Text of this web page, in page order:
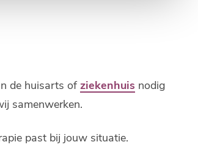
de huisarts ofziekenhuis nodig
samenwerken.
past bij jouw situatie.